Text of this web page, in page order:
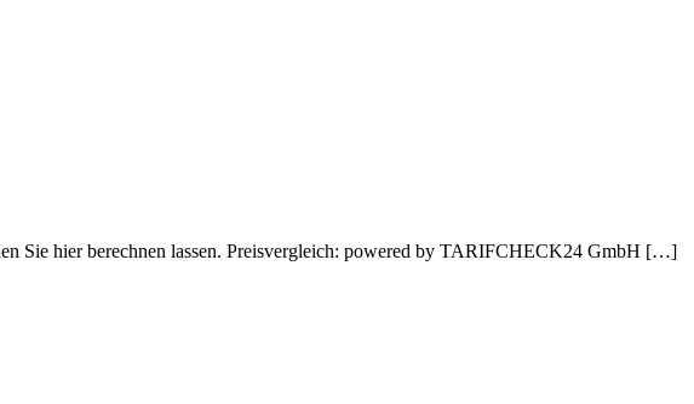
Sie hier berechnen lassen. Preisvergleich: powered by TARIFCHECK24 GmbH […]